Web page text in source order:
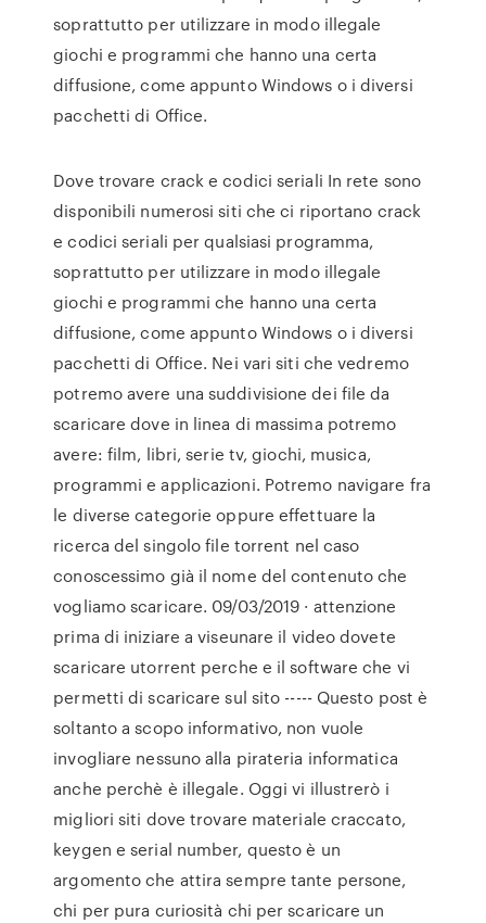
soprattutto per utilizzare in modo illegale
giochi e programmi che hanno una certa
diffusione, come appunto Windows o i diversi
pacchetti di Office.
Dove trovare crack e codici seriali In rete sono
disponibili numerosi siti che ci riportano crack
e codici seriali per qualsiasi programma,
soprattutto per utilizzare in modo illegale
giochi e programmi che hanno una certa
diffusione, come appunto Windows o i diversi
pacchetti di Office. Nei vari siti che vedremo
potremo avere una suddivisione dei file da
scaricare dove in linea di massima potremo
avere: film, libri, serie tv, giochi, musica,
programmi e applicazioni. Potremo navigare fra
le diverse categorie oppure effettuare la
ricerca del singolo file torrent nel caso
conoscessimo già il nome del contenuto che
vogliamo scaricare. 09/03/2019 · attenzione
prima di iniziare a viseunare il video dovete
scaricare utorrent perche e il software che vi
permetti di scaricare sul sito ----- Questo post è
soltanto a scopo informativo, non vuole
invogliare nessuno alla pirateria informatica
anche perchè è illegale. Oggi vi illustrerò i
migliori siti dove trovare materiale craccato,
keygen e serial number, questo è un
argomento che attira sempre tante persone,
chi per pura curiosità chi per scaricare un